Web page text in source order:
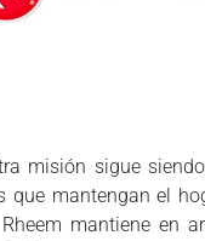
misión sigue
que mantengan el
mantiene